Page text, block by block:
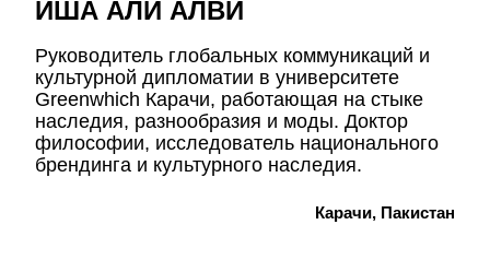
ИША АЛИ АЛВИ
Руководитель глобальных коммуникаций и
культурной дипломатии в университете
Greenwhich Карачи, работающая на стыке
наследия, разнообразия и моды. Доктор
философии, исследователь национального
брендинга и культурного наследия.
Карачи, Пакистан